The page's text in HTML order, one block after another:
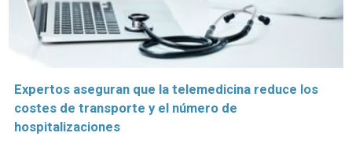
Expertos aseguran que la telemedicina reduce los
costes de transporte y el número de
hospitalizaciones